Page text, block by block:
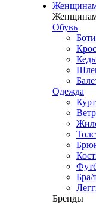
Обувь
Одежда
Бра/
Бренды